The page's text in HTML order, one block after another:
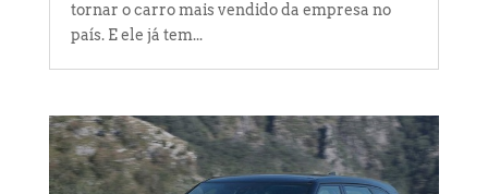
tornar o carro mais vendido da empresa no
país. E ele já tem...